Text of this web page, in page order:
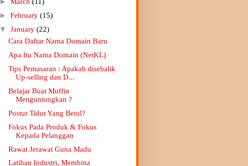
►March(11)
►February(15)
▼January(22)
Cara Daftar Nama Domain Baru
Apa Itu Nama Domain (NetKL)
Tips Pemasaran : Apakah disebalik
Up-selling dan D...
Belajar Buat Muffin
Menguntungkan ?
Postur Tidur Yang Betul?
Fokus Pada Produk & Fokus
Kepada Pelanggan
Rawat Jerawat Guna Madu
Latihan Industri, Membina